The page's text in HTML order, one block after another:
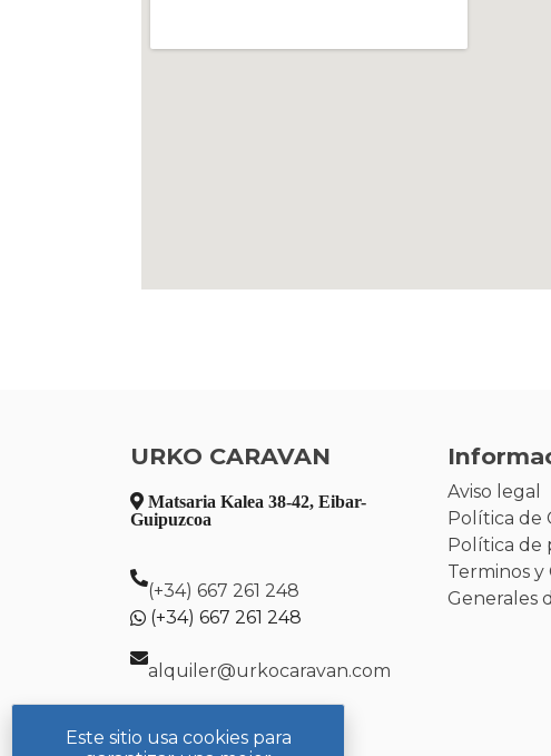
URKO CARAVAN
Matsaria Kalea 38-42, Eibar-
Guipuzcoa
(+34) 667 261 248
(+34) 667 261 248
alquiler@urkocaravan.com
Aviso legal
Política de
Política de
Terminos y
Generales
Este sitio usa cookies para